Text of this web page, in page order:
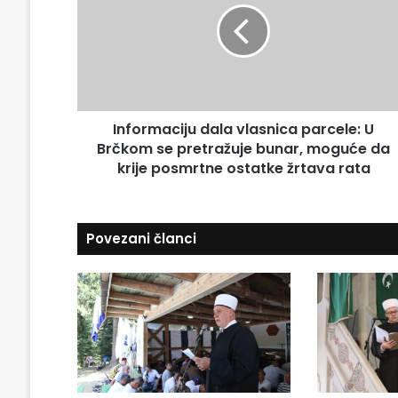
r
i
a
l
a
s
n
i
c
a
p
Informaciju dala vlasnica parcele: U
Brčkom se pretražuje bunar, moguće da
krije posmrtne ostatke žrtava rata
Povezani članci